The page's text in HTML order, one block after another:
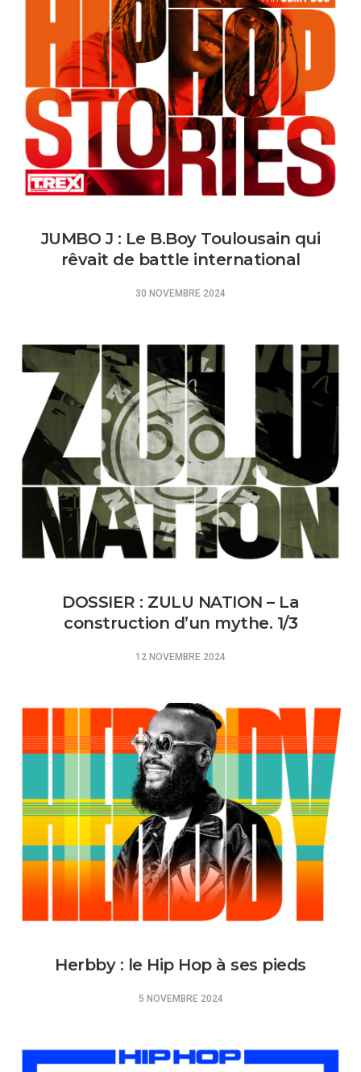
JUMBO J : Le B.Boy Toulousain qui
rêvait de battle international
30 NOVEMBRE 2024
DOSSIER : ZULU NATION – La
construction d’un mythe. 1/3
12 NOVEMBRE 2024
Herbby : le Hip Hop à ses pieds
5 NOVEMBRE 2024